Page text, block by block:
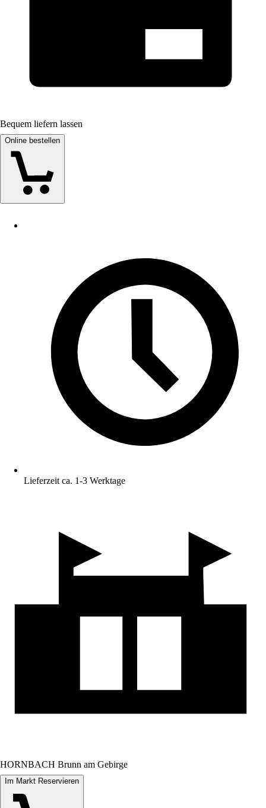
Bequem liefern lassen
Online bestellen
Lieferzeit ca. 1-3 Werktage
HORNBACH Brunn am Gebirge
Im Markt Reservieren